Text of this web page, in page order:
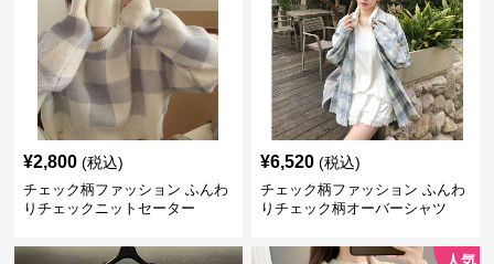
¥2,800 (税込)
チェック柄ファッション ふんわ
りチェックニットセーター
¥6,520 (税込)
チェック柄ファッション ふんわ
りチェック柄オーバーシャツ